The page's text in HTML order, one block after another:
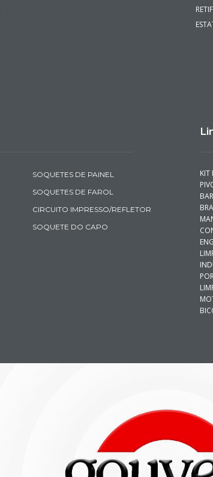
SOQUETES DE PAINEL
SOQUETES DE FAROL
CIRCUITO IMPRESSO/REFLETOR
SOQUETE DO CAPO
KIT